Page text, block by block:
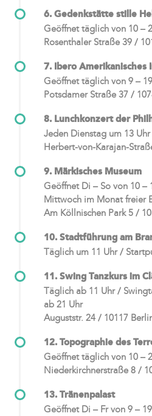
6. Gedenkstätte stille
Geöffnet täglich von 10 –
Rosenthaler Straße 39 /
7. Ibero Amerikanisches
Geöffnet täglich von 9 –
Potsdamer Straße 37 /
8. Lunchkonzert der
Jeden Dienstag um 13
Herbert-von-Karajan-
9. Märkisches Museum
Geöffnet Di – So von 10 –
Mittwoch im Monat freier
Am Köllnischen Park 5 /
10. Stadtführung am
Täglich um 11 Uhr /
11. Swing Tanzkurs im
Täglich ab 11 Uhr /
ab 21 Uhr
Auguststr. 24 / 10117
12. Topographie des
Geöffnet täglich von 10 –
Niederkirchnerstraße 8 /
13. Tränenpalast
Geöffnet Di – Fr von 9 –